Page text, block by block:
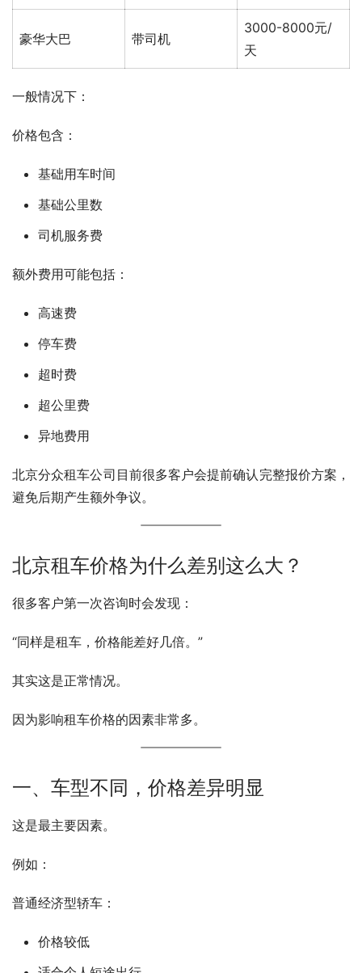
豪华大巴 带司机
3000-8000元/
天
一般情况下：
价格包含：
基础用车时间
基础公里数
司机服务费
额外费用可能包括：
高速费
停车费
超时费
超公里费
异地费用
北京分众租车公司目前很多客户会提前确认完整报价方案，
避免后期产生额外争议。
北京租车价格为什么差别这么大？
很多客户第一次咨询时会发现：
“同样是租车，价格能差好几倍。”
其实这是正常情况。
因为影响租车价格的因素非常多。
一、车型不同，价格差异明显
这是最主要因素。
例如：
普通经济型轿车：
价格较低